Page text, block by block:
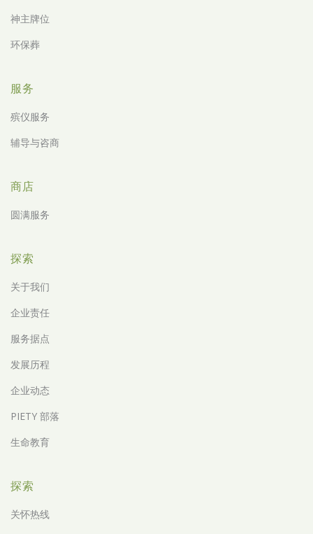
神主牌位
环保葬
服务
殡仪服务
辅导与咨商
商店
圆满服务
探索
关于我们
企业责任
服务据点
发展历程
企业动态
PIETY 部落
生命教育
探索
关怀热线